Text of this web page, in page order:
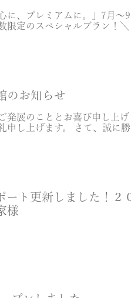
に、プレミアムに。」7月〜
限定のスペシャルプラン！
のお知らせ
展のこととお喜び申し上げ
申し上げます。 さて、誠に
ート更新しました！２
様